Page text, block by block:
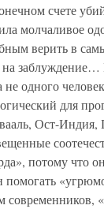
счете
молчаливое
верить в
заблуждение…
не одного
для
Ост-Индия,
потому что
помогать
современников,